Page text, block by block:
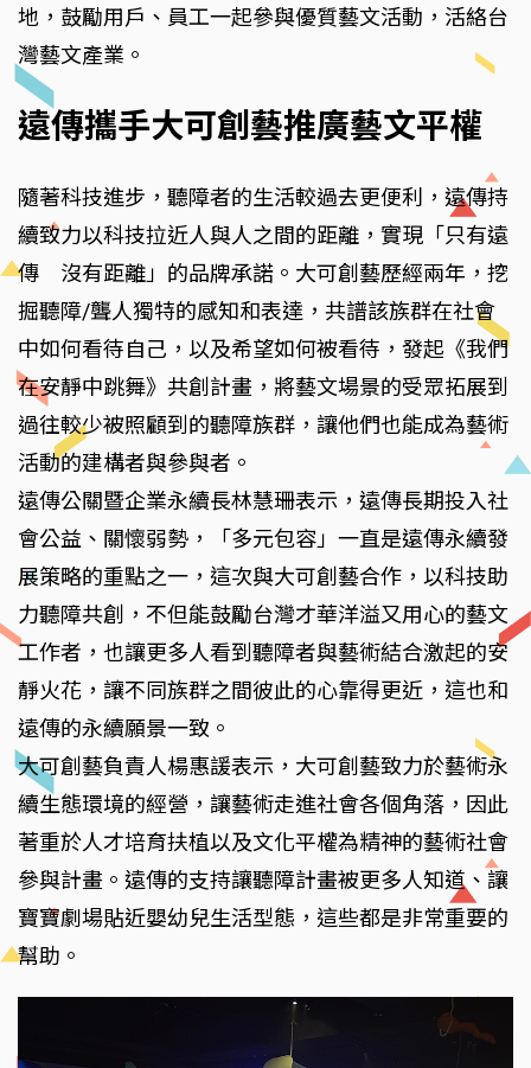
地，鼓勵用戶、員工一起參與優質藝文活動，活絡台
灣藝文產業。
遠傳攜手大可創藝推廣藝文平權
隨著科技進步，聽障者的生活較過去更便利，遠傳持
續致力以科技拉近人與人之間的距離，實現「只有遠
傳 沒有距離」的品牌承諾。大可創藝歷經兩年，挖
掘聽障/聾人獨特的感知和表達，共譜該族群在社會
中如何看待自己，以及希望如何被看待，發起《我們
在安靜中跳舞》共創計畫，將藝文場景的受眾拓展到
過往較少被照顧到的聽障族群，讓他們也能成為藝術
活動的建構者與參與者。
遠傳公關暨企業永續長林慧珊表示，遠傳長期投入社
會公益、關懷弱勢，「多元包容」一直是遠傳永續發
展策略的重點之一，這次與大可創藝合作，以科技助
力聽障共創，不但能鼓勵台灣才華洋溢又用心的藝文
工作者，也讓更多人看到聽障者與藝術結合激起的安
靜火花，讓不同族群之間彼此的心靠得更近，這也和
遠傳的永續願景一致。
大可創藝負責人楊惠諼表示，大可創藝致力於藝術永
續生態環境的經營，讓藝術走進社會各個角落，因此
著重於人才培育扶植以及文化平權為精神的藝術社會
參與計畫。遠傳的支持讓聽障計畫被更多人知道、讓
寶寶劇場貼近嬰幼兒生活型態，這些都是非常重要的
幫助。